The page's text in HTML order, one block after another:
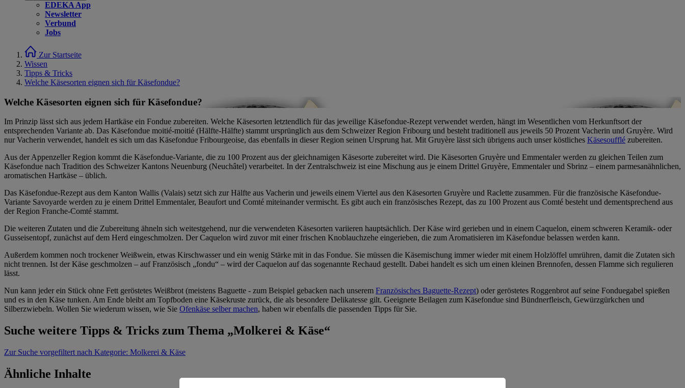
EDEKA App
Newsletter
Verbund
Jobs
Zur Startseite
Wissen
Tipps & Tricks
Welche Käsesorten eignen sich für Käsefondue?
Welche Käsesorten eignen sich für Käsefondue?
Im Prinzip lässt sich aus jedem Hartkäse ein Fondue zubereiten. Welche Käsesorten letztendlich für das jeweilige Käsefondue-Rezept verwendet werden, hängt im Wesentlichen vom Herkunftsort der
entsprechenden Variante ab. Das Käsefondue moitié-moitié (Hälfte-Hälfte) stammt ursprünglich aus dem Schweizer Region Fribourg und besteht traditionell aus jeweils 50 Prozent Vacherin und Gruyère. Wird
nur Vacherin verwendet, handelt es sich um das Käsefondue Fribourgeoise, das ebenfalls in dieser Region seinen Ursprung hat. Mit Gruyère lässt sich übrigens auch unser köstliches Käsesoufflé zubereiten.
Aus der Appenzeller Region kommt die Käsefondue-Variante, die zu 100 Prozent aus der gleichnamigen Käsesorte zubereitet wird. Die Käsesorten Gruyère und Emmentaler werden zu gleichen Teilen zum
Käsefondue nach Tradition des Schweizer Kantons Neuenburg (Neuchâtel) verarbeitet. In der Zentralschweiz ist eine Mischung aus je einem Drittel Gruyère, Emmentaler und Sbrinz – einem parmesanähnlichen,
aromatischen Hartkäse – üblich.
Das Käsefondue-Rezept aus dem Kanton Wallis (Valais) setzt sich zur Hälfte aus Vacherin und jeweils einem Viertel aus den Käsesorten Gruyère und Raclette zusammen. Für die französische Käsefondue-
Variante Savoyarde werden zu je einem Drittel Emmentaler, Beaufort und Comté miteinander vermischt. Es gibt auch ein französisches Rezept, das zu 100 Prozent aus Comté besteht und dementsprechend aus
der Region Franche-Comté stammt.
Die weiteren Zutaten und die Zubereitung ähneln sich weitestgehend, nur die verwendeten Käsesorten variieren hauptsächlich. Der Käse wird gerieben und in einem Caquelon, einem schweren Keramik- oder
Gusseisentopf, zunächst auf dem Herd eingeschmolzen. Der Caquelon wird zuvor mit einer frischen Knoblauchzehe eingerieben, die zum Aromatisieren im Käsefondue belassen werden kann.
Außerdem kommen noch trockener Weißwein, etwas Kirschwasser und ein wenig Stärke mit in das Fondue. Sie müssen die Käsemischung immer wieder mit einem Holzlöffel umrühren, damit die Zutaten sich
nicht trennen. Ist der Käse geschmolzen – auf Französisch „fondu“ – wird der Caquelon auf das sogenannte Rechaud gestellt. Dabei handelt es sich um einen kleinen Brennofen, dessen Flamme sich regulieren
lässt.
Nun kann jeder ein Stück ohne Fett geröstetes Weißbrot (meistens Baguette - zum Beispiel gebacken nach unserem Französisches Baguette-Rezept) oder geröstetes Roggenbrot auf seine Fonduegabel spießen
und es in den Käse tunken. Am Ende bleibt am Topfboden eine Käsekruste zurück, die als besondere Delikatesse gilt. Geeignete Beilagen zum Käsefondue sind Bündnerfleisch, Gewürzgürkchen und
Silberzwiebeln. Wollen Sie wiederum wissen, wie Sie Ofenkäse selber machen, haben wir ebenfalls die passenden Tipps für Sie.
Suche weitere Tipps & Tricks zum Thema „Molkerei & Käse“
Zur Suche vorgefiltert nach Kategorie: Molkerei & Käse
Ähnliche Inhalte